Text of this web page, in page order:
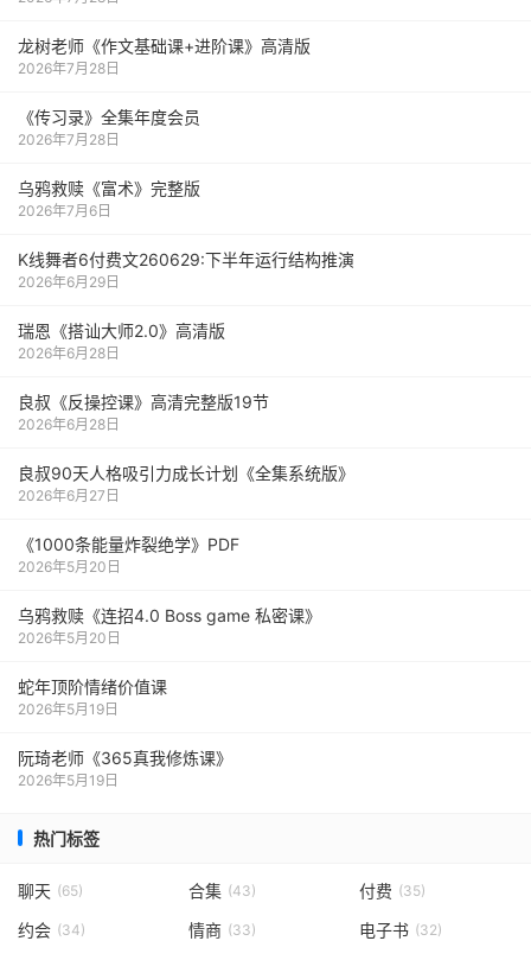
龙树老师《作文基础课+进阶课》高清版
2026年7月28日
《传习录》全集年度会员
2026年7月28日
乌鸦救赎《富术》完整版
2026年7月6日
K线舞者6付费文260629:下半年运行结构推演
2026年6月29日
瑞恩《搭讪大师2.0》高清版
2026年6月28日
良叔《反操控课》高清完整版19节
2026年6月28日
良叔90天人格吸引力成长计划《全集系统版》
2026年6月27日
《1000‮能条‬‎量‮裂炸‬‎绝学》PDF
2026年5月20日
乌鸦救赎《连招4.0 Boss game 私密课》
2026年5月20日
蛇年顶阶情绪价值课
2026年5月19日
阮琦老师《365真我修炼课》
2026年5月19日
热门标签
聊天 (65) 合集 (43) 付费 (35)
约会 (34) 情商 (33) 电子书 (32)